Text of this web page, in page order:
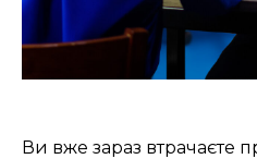
Ви вже зараз втрачаєте